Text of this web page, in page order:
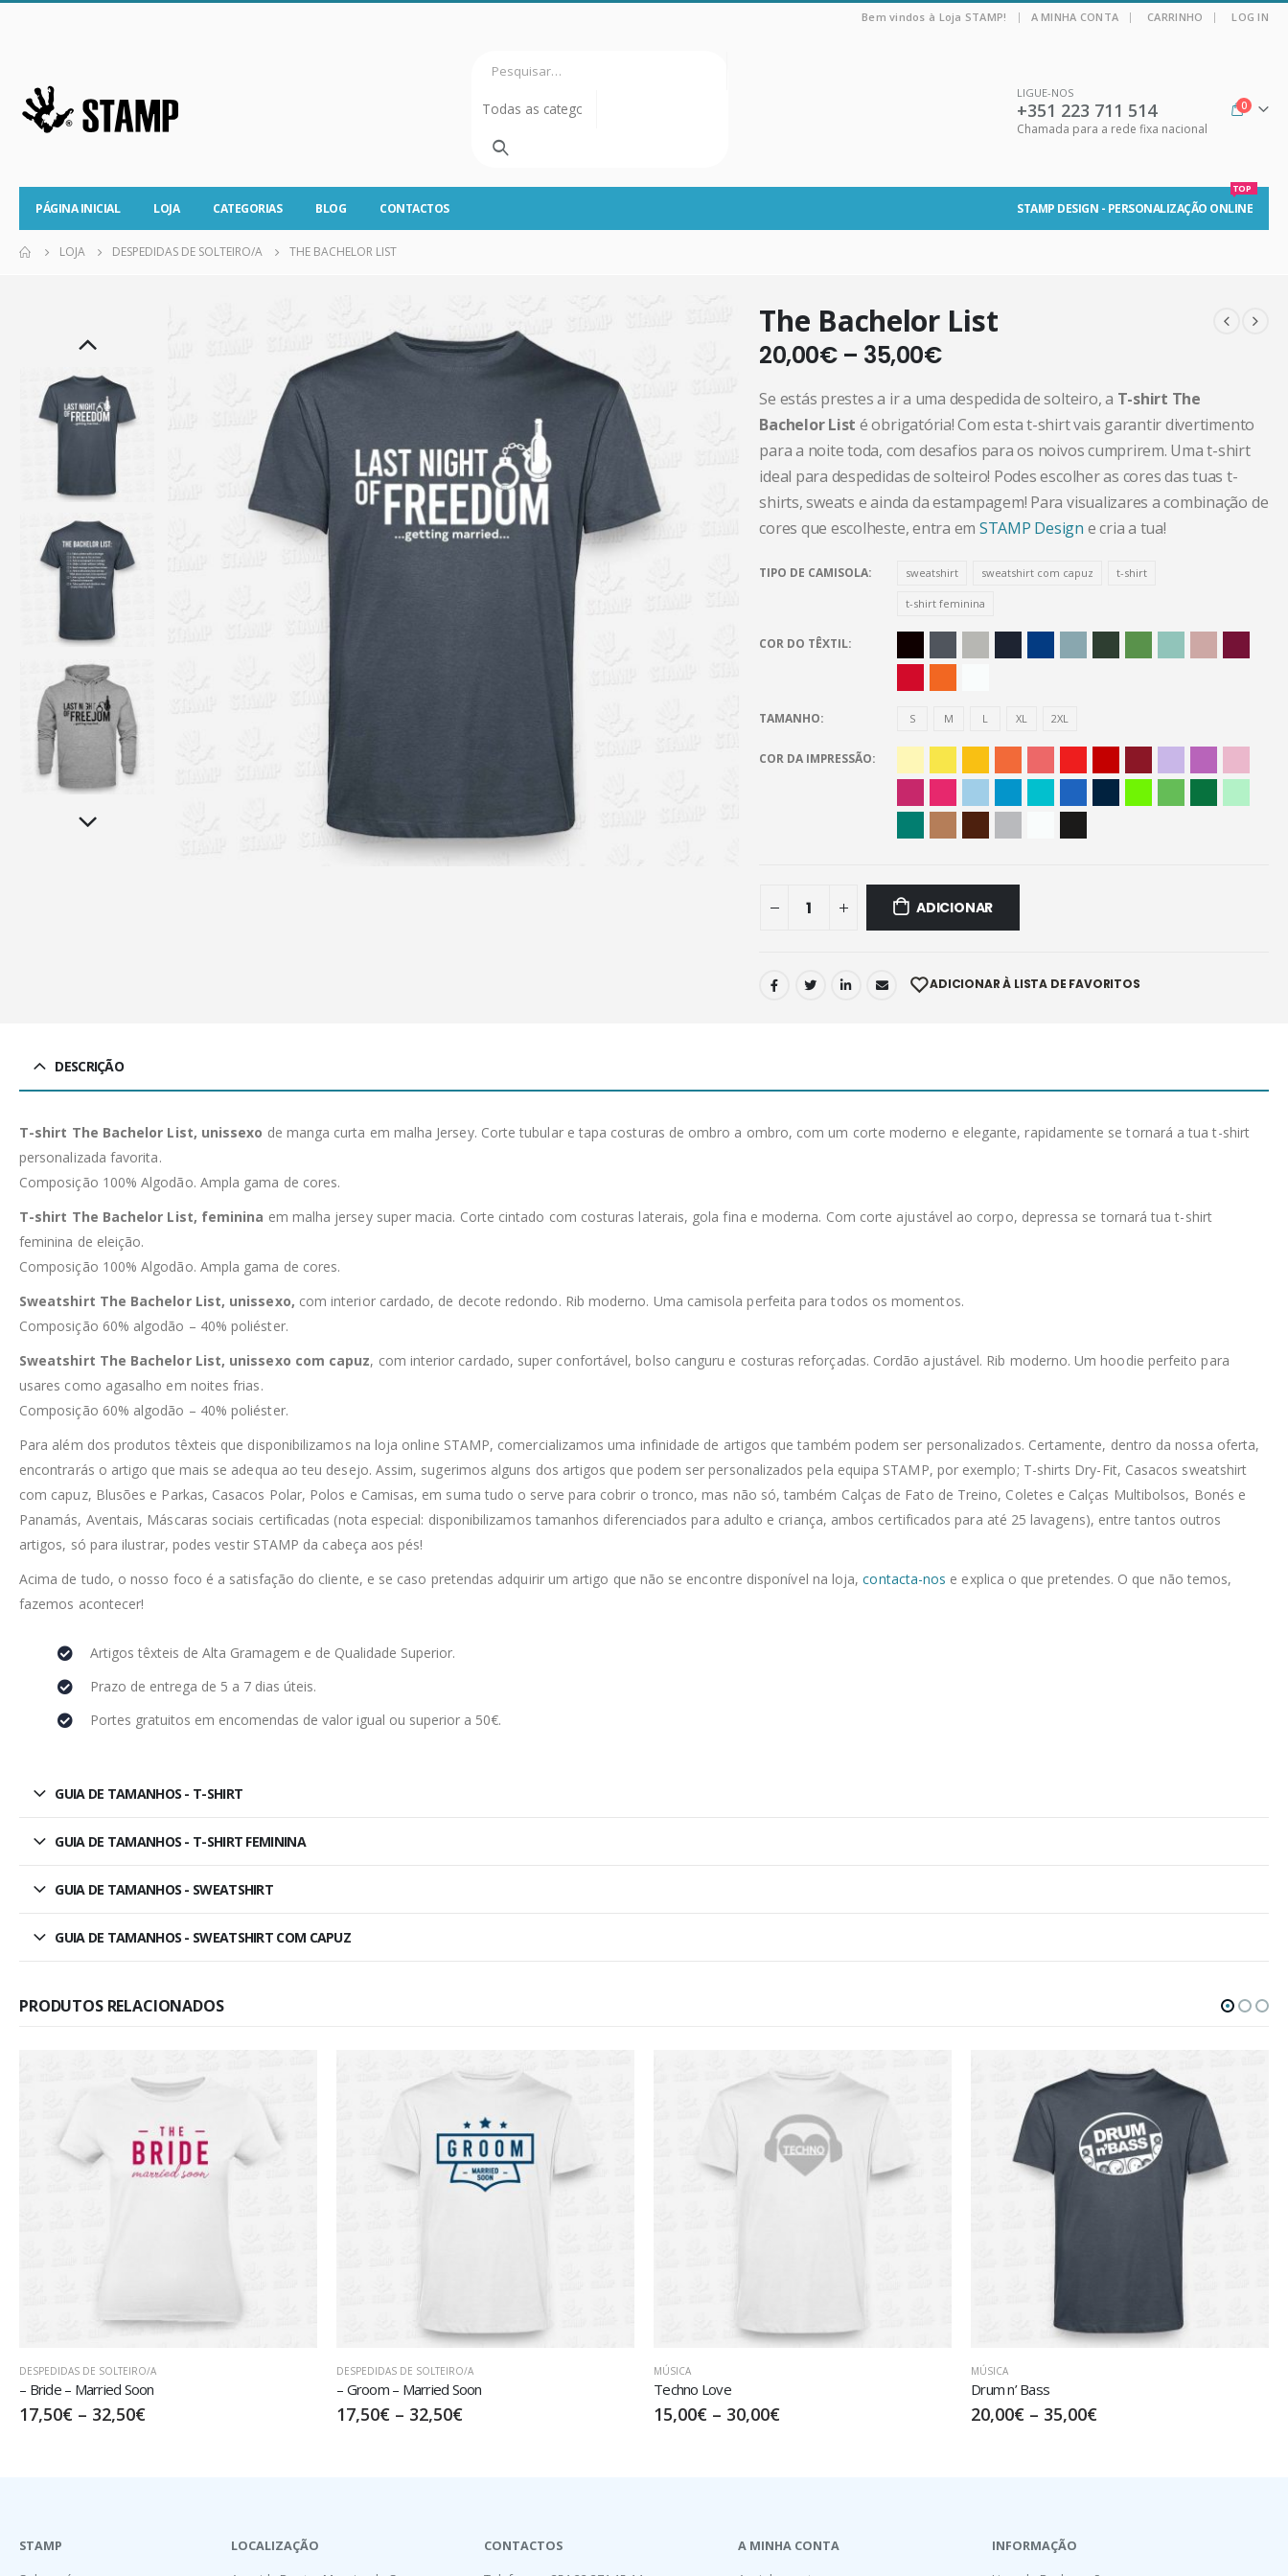
Bem vindos à Loja STAMP! | A MINHA CONTA CARRINHO LOG IN
LIGUE-NOS
+351 223 711 514
Chamada para a rede fixa nacional
0
PÁGINA INICIAL LOJA CATEGORIAS BLOG CONTACTOS STAMP DESIGN - PERSONALIZAÇÃO ONLINE
TOP
LOJA DESPEDIDAS DE SOLTEIRO/A THE BACHELOR LIST
The Bachelor List
20,00€– 35,00€
Se estás prestes a ir a uma despedida de solteiro, a T-shirt The
Bachelor List é obrigatória! Com esta t-shirt vais garantir divertimento
para a noite toda, com desafios para os noivos cumprirem. Uma t-shirt
ideal para despedidas de solteiro! Podes escolher as cores das tuas t-
shirts, sweats e ainda da estampagem! Para visualizares a combinação de
cores que escolheste, entra em STAMP Design e cria a tua!
TIPO DE CAMISOLA sweatshirt sweatshirt com capuz t-shirt
t-shirt feminina
COR DO TÊXTIL
TAMANHO S M L XL 2XL
COR DA IMPRESSÃO
ADICIONAR
ADICIONAR À LISTA DE FAVORITOS
DESCRIÇÃO
T-shirt The Bachelor List, unissexo de manga curta em malha Jersey. Corte tubular e tapa costuras de ombro a ombro, com um corte moderno e elegante, rapidamente se tornará a tua t-shirt
personalizada favorita.
Composição 100% Algodão. Ampla gama de cores.
T-shirt The Bachelor List, feminina em malha jersey super macia. Corte cintado com costuras laterais, gola fina e moderna. Com corte ajustável ao corpo, depressa se tornará tua t-shirt
feminina de eleição.
Composição 100% Algodão. Ampla gama de cores.
Sweatshirt The Bachelor List, unissexo, com interior cardado, de decote redondo. Rib moderno. Uma camisola perfeita para todos os momentos.
Composição 60% algodão – 40% poliéster.
Sweatshirt The Bachelor List, unissexo com capuz, com interior cardado, super confortável, bolso canguru e costuras reforçadas. Cordão ajustável. Rib moderno. Um hoodie perfeito para
usares como agasalho em noites frias.
Composição 60% algodão – 40% poliéster.
Para além dos produtos têxteis que disponibilizamos na loja online STAMP, comercializamos uma infinidade de artigos que também podem ser personalizados. Certamente, dentro da nossa oferta,
encontrarás o artigo que mais se adequa ao teu desejo. Assim, sugerimos alguns dos artigos que podem ser personalizados pela equipa STAMP, por exemplo; T-shirts Dry-Fit, Casacos sweatshirt
com capuz, Blusões e Parkas, Casacos Polar, Polos e Camisas, em suma tudo o serve para cobrir o tronco, mas não só, também Calças de Fato de Treino, Coletes e Calças Multibolsos, Bonés e
Panamás, Aventais, Máscaras sociais certificadas (nota especial: disponibilizamos tamanhos diferenciados para adulto e criança, ambos certificados para até 25 lavagens), entre tantos outros
artigos, só para ilustrar, podes vestir STAMP da cabeça aos pés!
Acima de tudo, o nosso foco é a satisfação do cliente, e se caso pretendas adquirir um artigo que não se encontre disponível na loja,contacta-nos e explica o que pretendes. O que não temos,
fazemos acontecer!
Artigos têxteis de Alta Gramagem e de Qualidade Superior.
Prazo de entrega de 5 a 7 dias úteis.
Portes gratuitos em encomendas de valor igual ou superior a 50€.
GUIA DE TAMANHOS - T-SHIRT
GUIA DE TAMANHOS - T-SHIRT FEMININA
GUIA DE TAMANHOS - SWEATSHIRT
GUIA DE TAMANHOS - SWEATSHIRT COM CAPUZ
PRODUTOS RELACIONADOS
DESPEDIDAS DE SOLTEIRO/A
– Groom – Married Soon
17,50€ – 32,50€
MÚSICA
Techno Love
15,00€ – 30,00€
MÚSICA
Drum n’ Bass
20,00€ – 35,00€
MÚSICA
Turn Up Volume
17,50€ – 32,50€
STAMP LOCALIZAÇÃO CONTACTOS A MINHA CONTA INFORMAÇÃO